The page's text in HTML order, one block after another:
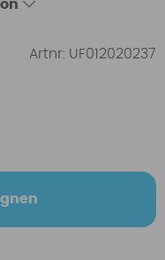
Artnr: UF012020237